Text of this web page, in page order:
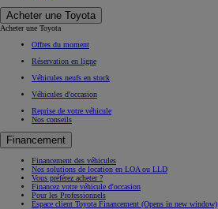
Acheter une Toyota
Acheter une Toyota
Offres du moment
Réservation en ligne
Véhicules neufs en stock
Véhicules d'occasion
Reprise de votre véhicule
Nos conseils
Financement
Financement des véhicules
Nos solutions de location en LOA ou LLD
Vous préférez acheter ?
Financez votre véhicule d'occasion
Pour les Professionnels
Espace client Toyota Financement (Opens in new window)